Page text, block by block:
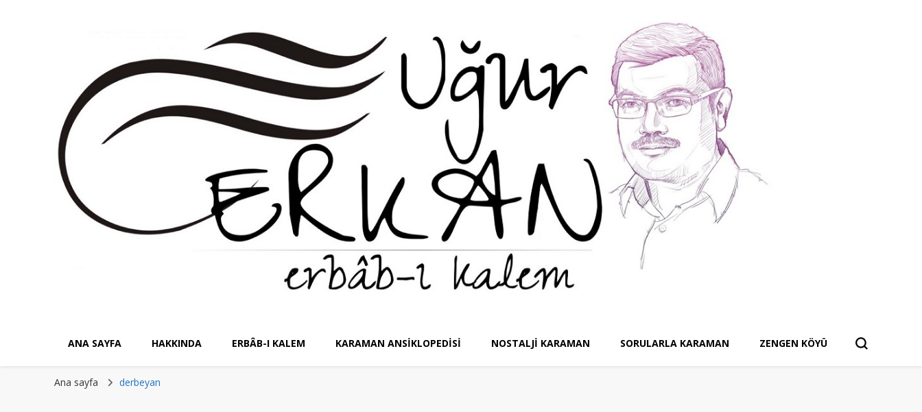
ANA SAYFA HAKKINDA ERBÂB-I KALEM KARAMAN ANSIKLOPEDISI NOSTALJI KARAMAN SORULARLA KARAMAN ZENGEN KÖYÜ
Ana sayfa derbeyan